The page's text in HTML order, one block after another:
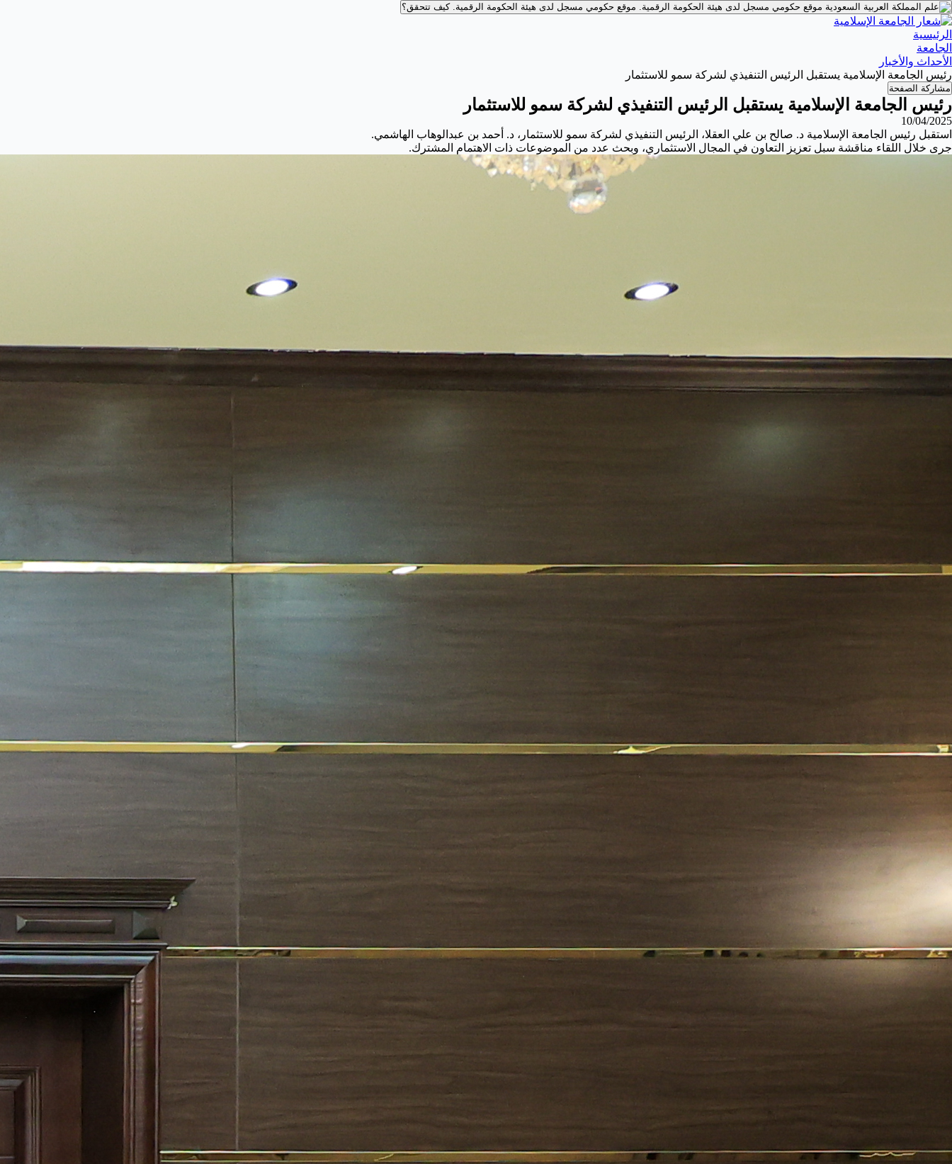
موقع حكومي مسجل لدى هيئة الحكومة الرقمية. موقع حكومي مسجل لدى هيئة الحكومة الرقمية.كيف تتحقق؟
الرئيسية
الجامعة
الأحداث والأخبار
رئيس ⁧‫الجامعة الإسلامية‬⁩ يستقبل الرئيس التنفيذي لشركة سمو للاستثمار
مشاركة الصفحة
رئيس ⁧‫الجامعة الإسلامية‬⁩ يستقبل الرئيس التنفيذي لشركة سمو للاستثمار
10/04/2025
استقبل رئيس ⁧‫الجامعة الإسلامية‬⁩ د. صالح بن علي العقلا، الرئيس التنفيذي لشركة سمو للاستثمار، د. أحمد بن عبدالوهاب الهاشمي.
جرى خلال اللقاء مناقشة سبل تعزيز التعاون في المجال الاستثماري، وبحث عدد من الموضوعات ذات الاهتمام المشترك.